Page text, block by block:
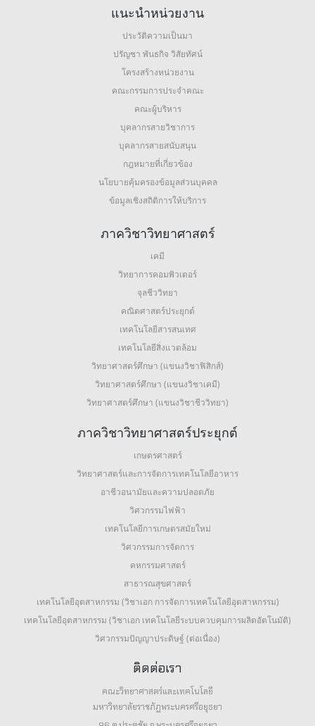
แนะนำหน่วยงาน
ประวัติความเป็นมา
ปรัญชา พันธกิจ วิสัยทัศน์
โครงสร้างหน่วยงาน
คณะกรรมการประจำคณะ
คณะผู้บริหาร
บุคลากรสายวิชาการ
บุคลากรสายสนับสนุน
กฎหมายที่เกี่ยวข้อง
นโยบายคุ้มครองข้อมูลส่วนบุคคล
ข้อมูลเชิงสถิติการให้บริการ
ภาควิชาวิทยาศาสตร์
เคมี
วิทยาการคอมพิวเตอร์
จุลชีววิทยา
คณิตศาสตร์ประยุกต์
เทคโนโลยีสารสนเทศ
เทคโนโลยีสิ่งแวดล้อม
วิทยาศาสตร์ศึกษา (แขนงวิชาฟิสิกส์)
วิทยาศาสตร์ศึกษา (แขนงวิชาเคมี)
วิทยาศาสตร์ศึกษา (แขนงวิชาชีววิทยา)
ภาควิชาวิทยาศาสตร์ประยุกต์
เกษตรศาสตร์
วิทยาศาสตร์และการจัดการเทคโนโลยีอาหาร
อาชีวอนามัยและความปลอดภัย
วิศวกรรมไฟฟ้า
เทคโนโลยีการเกษตรสมัยใหม่
วิศวกรรมการจัดการ
คหกรรมศาสตร์
สาธารณสุขศาสตร์
เทคโนโลยีอุตสาหกรรม (วิชาเอก การจัดการเทคโนโลยีอุตสาหกรรม)
เทคโนโลยีอุตสาหกรรม (วิชาเอก เทคโนโลยีระบบควบคุมการผลิตอัตโนมัติ)
วิศวกรรมปัญญาประดิษฐ์ (ต่อเนื่อง)
ติดต่อเรา
คณะวิทยาศาสตร์และเทคโนโลยี
มหาวิทยาลัยราชภัฏพระนครศรีอยุธยา